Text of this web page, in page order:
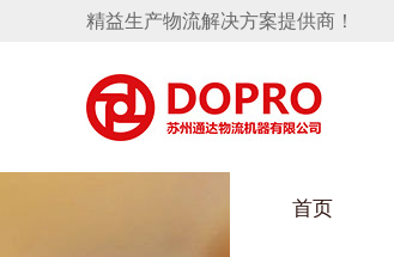
精益生产物流解决方案提供商！
首页